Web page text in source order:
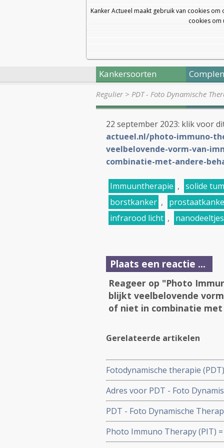
Kanker Actueel maakt gebruik van cookies
cookies om
Kankersoorten
Regulier> PDT - Foto Dynamische
22 september 2023: klik voor
actueel.nl/photo-immuno-
veelbelovende-vorm-van-
combinatie-met-andere-
Immuuntherapie , solide
borstkanker ,
infrarood licht , nanodeeltjes
Plaats een reactie ...
Reageer op "Photo
blijkt veelbelovende
of niet in combinatie met
Gerelateerde artikelen
Fotodynamische therapie
resultaten in doden van het
baarmoederkanker
Adres voor PDT - Foto
Medical in Duitsland
PDT - Foto Dynamische
combinatie met andere
reviewstudie
Photo Immuno Therapy (PIT)
immuuntherapie voor solide